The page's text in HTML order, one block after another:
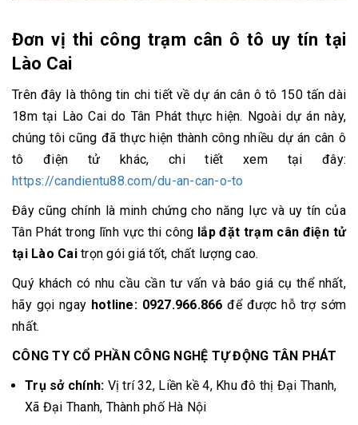
Đơn vị thi công trạm cân ô tô uy tín tại
Lào Cai
Trên đây là thông tin chi tiết về dự án cân ô tô 150 tấn dài
18m tại Lào Cai do Tân Phát thực hiện. Ngoài dự án này,
chúng tôi cũng đã thực hiện thành công nhiều dự án cân ô
tô điện tử khác, chi tiết xem tại đây:
https://candientu88.com/du-an-can-o-to
Đây cũng chính là minh chứng cho năng lực và uy tín của
Tân Phát trong lĩnh vực thi công lắp đặt trạm cân điện tử
tại Lào Cai trọn gói giá tốt, chất lượng cao.
Quý khách có nhu cầu cần tư vấn và báo giá cụ thể nhất,
hãy gọi ngay hotline: 0927.966.866 để được hỗ trợ sớm
nhất.
CÔNG TY CỔ PHẦN CÔNG NGHỆ TỰ ĐỘNG TÂN PHÁT
Trụ sở chính: Vị trí 32, Liền kề 4, Khu đô thị Đại Thanh,
Xã Đại Thanh, Thành phố Hà Nội